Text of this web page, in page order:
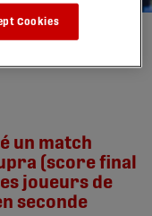
un match
(score final
joueurs de
seconde
Cookies